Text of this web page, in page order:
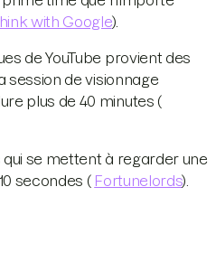
with Google).
de YouTube provient des
session de visionnage
plus de 40 minutes (
qui se mettent à regarder une
secondes ( Fortunelords).